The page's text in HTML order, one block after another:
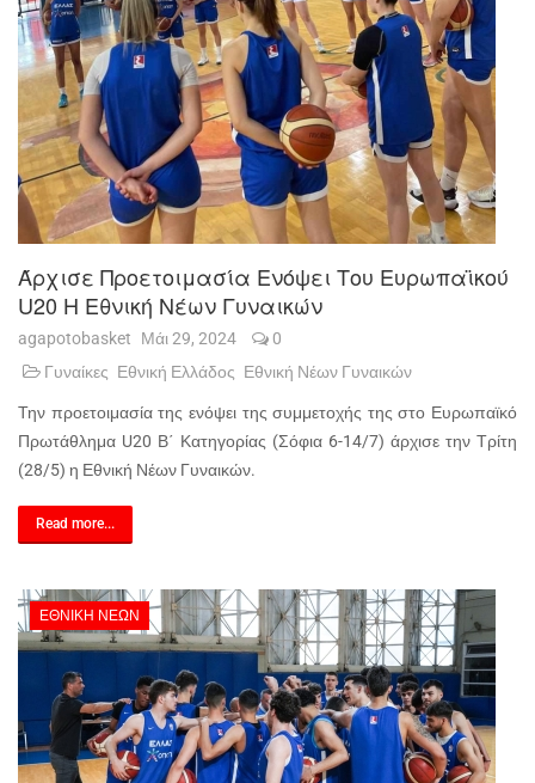
Άρχισε Προετοιμασία Ενόψει Του Ευρωπαϊκού
U20 Η Εθνική Νέων Γυναικών
agapotobasket Μάι 29, 2024
0
Γυναίκες Εθνική Ελλάδος Εθνική Νέων Γυναικών
Την προετοιμασία της ενόψει της συμμετοχής της στο Ευρωπαϊκό
Πρωτάθλημα U20 Β΄ Κατηγορίας (Σόφια 6-14/7) άρχισε την Τρίτη
(28/5) η Εθνική Νέων Γυναικών.
Read more...
ΕΘΝΙΚΉ ΝΈΩΝ